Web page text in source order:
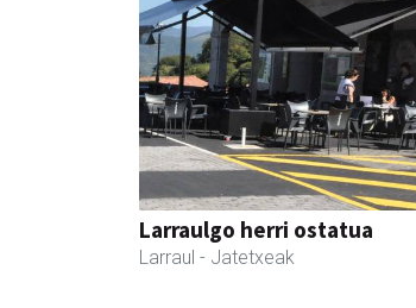
Larraulgo herri ostatua
Larraul - Jatetxeak